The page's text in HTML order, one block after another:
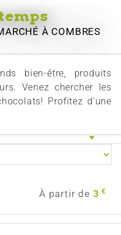
À COMBRES
bien-être, produits
Venez chercher les
Profitez d'une
À partir de 3 €